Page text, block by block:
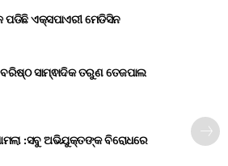
ପଡିଛି ଏକ୍ସପାଏରୀ ମେଡିସିନ
ବରିଷ୍ଠ ସାମ୍ଵାଦିକ ତରୁଣ ତେଜପାଲ
:ସବୁ ଅଭିଯୁକ୍ତଙ୍କ ବିରୋଧରେ